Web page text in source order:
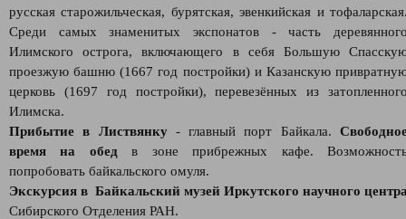
русская старожильческая, бурятская, эвенкийская и
Среди самых знаменитых экспонатов - часть
Илимского острога, включающего в себя Большую
проезжую башню (1667 год постройки) и Казанскую
церковь (1697 год постройки), перевезённых из
Илимска.
Прибытие в Листвянку- главный порт Байкала.
время на обед в зоне прибрежных кафе.
попробовать байкальского омуля.
Экскурсия в Байкальский музей Иркутского научного
Сибирского Отделения РАН.